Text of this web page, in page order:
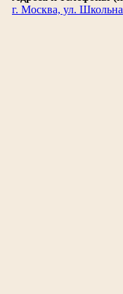
г. Москва, ул.